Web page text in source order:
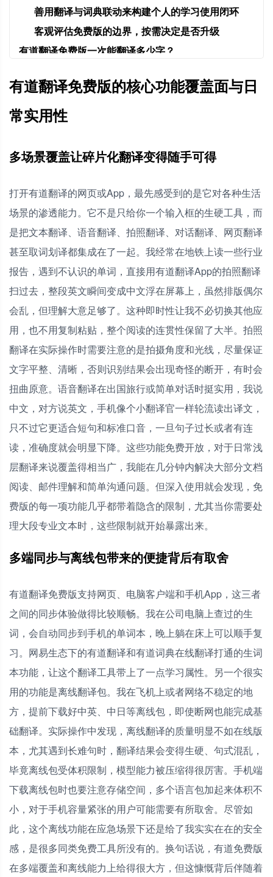
善用翻译与词典联动来构建个人的学习使用闭环
客观评估免费版的边界，按需决定是否升级
有道翻译免费版一次能翻译多少字？
有道翻译为什么拍照翻译有时识别不准？
有道翻译免费版和付费版的核心差别在哪里？
有道翻译免费版的核心功能覆盖面与日
常实用性
多场景覆盖让碎片化翻译变得随手可得
打开有道翻译的网页或App，最先感受到的是它对各种生活
场景的渗透能力。它不是只给你一个输入框的生硬工具，而
是把文本翻译、语音翻译、拍照翻译、对话翻译、网页翻译
甚至取词划译都集成在了一起。我经常在地铁上读一些行业
报告，遇到不认识的单词，直接用有道翻译App的拍照翻译
扫过去，整段英文瞬间变成中文浮在屏幕上，虽然排版偶尔
会乱，但理解大意足够了。这种即时性让我不必切换其他应
用，也不用复制粘贴，整个阅读的连贯性保留了大半。拍照
翻译在实际操作时需要注意的是拍摄角度和光线，尽量保证
文字平整、清晰，否则识别结果会出现奇怪的断开，有时会
扭曲原意。语音翻译在出国旅行或简单对话时挺实用，我说
中文，对方说英文，手机像个小翻译官一样轮流读出译文，
只不过它更适合短句和标准口音，一旦句子过长或者有连
读，准确度就会明显下降。这些功能免费开放，对于日常浅
层翻译来说覆盖得相当广，我能在几分钟内解决大部分文档
阅读、邮件理解和简单沟通问题。但深入使用就会发现，免
费版的每一项功能几乎都带着隐含的限制，尤其当你需要处
理大段专业文本时，这些限制就开始暴露出来。
多端同步与离线包带来的便捷背后有取舍
有道翻译免费版支持网页、电脑客户端和手机App，这三者
之间的同步体验做得比较顺畅。我在公司电脑上查过的生
词，会自动同步到手机的单词本，晚上躺在床上可以顺手复
习。网易生态下的有道翻译和有道词典在线翻译打通的生词
本功能，让这个翻译工具带上了一点学习属性。另一个很实
用的功能是离线翻译包。我在飞机上或者网络不稳定的地
方，提前下载好中英、中日等离线包，即使断网也能完成基
础翻译。实际操作中发现，离线翻译的质量明显不如在线版
本，尤其遇到长难句时，翻译结果会变得生硬、句式混乱，
毕竟离线包受体积限制，模型能力被压缩得很厉害。手机端
下载离线包时也要注意存储空间，多个语言包加起来体积不
小，对于手机容量紧张的用户可能需要有所取舍。尽管如
此，这个离线功能在应急场景下还是给了我实实在在的安全
感，是很多同类免费工具所没有的。换句话说，有道免费版
在多端覆盖和离线能力上给得很大方，但这慷慨背后伴随着